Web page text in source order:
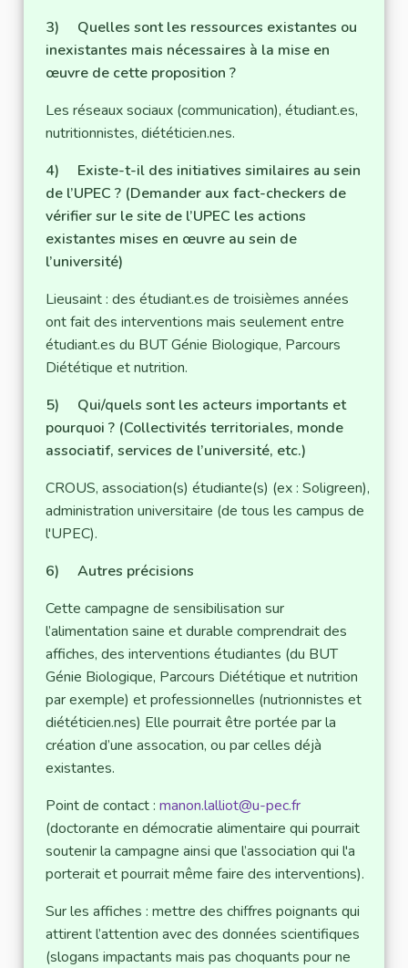
3) Quelles sont les ressources existantes ou
inexistantes mais nécessaires à la mise en
œuvre de cette proposition ?
Les réseaux sociaux (communication), étudiant.es,
nutritionnistes, diététicien.nes.
4) Existe-t-il des initiatives similaires au sein
de l’UPEC ? (Demander aux fact-checkers de
vérifier sur le site de l’UPEC les actions
existantes mises en œuvre au sein de
l’université)
Lieusaint : des étudiant.es de troisièmes années
ont fait des interventions mais seulement entre
étudiant.es du BUT Génie Biologique, Parcours
Diététique et nutrition.
5) Qui/quels sont les acteurs importants et
pourquoi ? (Collectivités territoriales, monde
associatif, services de l’université, etc.)
CROUS, association(s) étudiante(s) (ex : Soligreen),
administration universitaire (de tous les campus de
l'UPEC).
6) Autres précisions
Cette campagne de sensibilisation sur
l’alimentation saine et durable comprendrait des
affiches, des interventions étudiantes (du BUT
Génie Biologique, Parcours Diététique et nutrition
par exemple) et professionnelles (nutrionnistes et
diététicien.nes) Elle pourrait être portée par la
création d’une assocation, ou par celles déjà
existantes.
Point de contact : manon.lalliot@u-pec.fr
(doctorante en démocratie alimentaire qui pourrait
soutenir la campagne ainsi que l’association qui l'a
porterait et pourrait même faire des interventions).
Sur les affiches : mettre des chiffres poignants qui
attirent l’attention avec des données scientifiques
(slogans impactants mais pas choquants pour ne